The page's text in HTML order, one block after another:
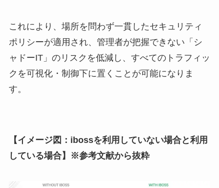
これにより、場所を問わず一貫したセキュリティ
ポリシーが適用され、管理者が把握できない「シ
ャドーIT」のリスクを低減し、すべてのトラフィッ
クを可視化・制御下に置くことが可能になりま
す。
【イメージ図：ibossを利用していない場合と利用
している場合】※参考文献から抜粋